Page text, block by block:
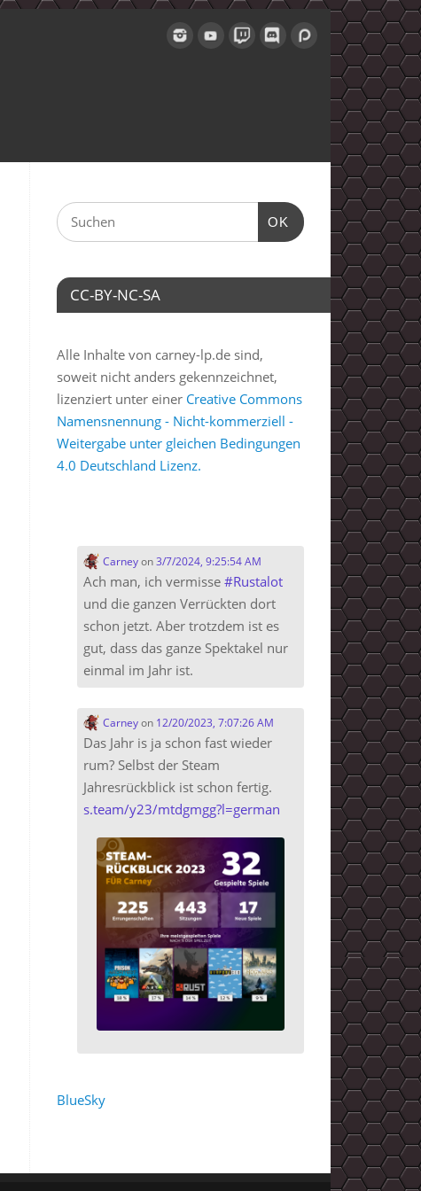
OK
CC-BY-NC-SA
Alle Inhalte von carney-lp.de sind,
soweit nicht anders gekennzeichnet,
lizenziert unter einer Creative Commons
Namensnennung - Nicht-kommerziell -
Weitergabe unter gleichen Bedingungen
4.0 Deutschland Lizenz.
Carneyon3/7/2024, 9:25:54 AM
Ach man, ich vermisse #Rustalot
und die ganzen Verrückten dort
schon jetzt. Aber trotzdem ist es
gut, dass das ganze Spektakel nur
einmal im Jahr ist.
Carneyon 12/20/2023, 7:07:26 AM
Das Jahr is ja schon fast wieder
rum? Selbst der Steam
Jahresrückblick ist schon fertig.
s.team/y23/mtdgmgg?l=german
BlueSky